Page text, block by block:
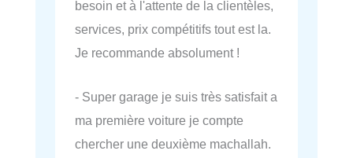
besoin et à l'attente de la clientèles,
services, prix compétitifs tout est la.
Je recommande absolument !
- Super garage je suis très satisfait a
ma première voiture je compte
chercher une deuxième machallah.